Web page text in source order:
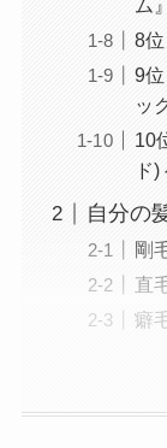
ム』
8
9
ッ
10
ド
自分の
剛
直
癖